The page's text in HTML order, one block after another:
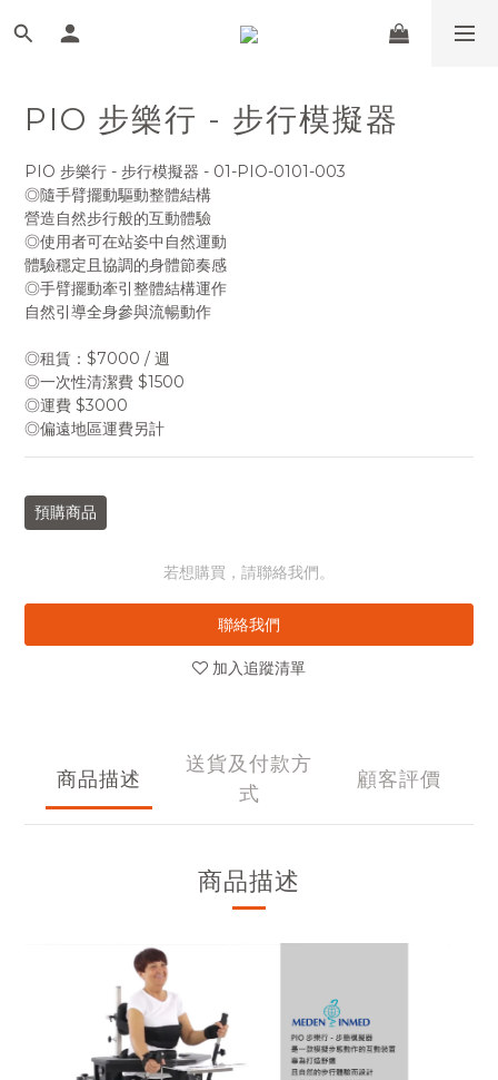
PIO 步樂行 - 步行模擬器
PIO 步樂行 - 步行模擬器 - 01-PIO-0101-003
◎隨手臂擺動驅動整體結構
營造自然步行般的互動體驗
◎使用者可在站姿中自然運動
體驗穩定且協調的身體節奏感
◎手臂擺動牽引整體結構運作
自然引導全身參與流暢動作
◎租賃：$7000 / 週
◎一次性清潔費 $1500
◎運費 $3000
◎偏遠地區運費另計
預購商品
若想購買，請聯絡我們。
聯絡我們
加入追蹤清單
商品描述
送貨及付款方
式
顧客評價
商品描述